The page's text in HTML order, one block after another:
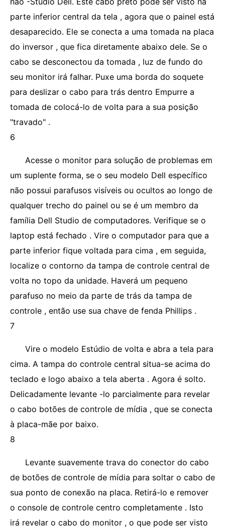
parte inferior central da tela , agora que o painel está
desaparecido. Ele se conecta a uma tomada na placa
do inversor , que fica diretamente abaixo dele. Se o
cabo se desconectou da tomada , luz de fundo do
seu monitor irá falhar. Puxe uma borda do soquete
para deslizar o cabo para trás dentro Empurre a
tomada de colocá-lo de volta para a sua posição
"travado" .
6
Acesse o monitor para solução de problemas em
um suplente forma, se o seu modelo Dell específico
não possui parafusos visíveis ou ocultos ao longo de
qualquer trecho do painel ou se é um membro da
família Dell Studio de computadores. Verifique se o
laptop está fechado . Vire o computador para que a
parte inferior fique voltada para cima , em seguida,
localize o contorno da tampa de controle central de
volta no topo da unidade. Haverá um pequeno
parafuso no meio da parte de trás da tampa de
controle , então use sua chave de fenda Phillips .
7
Vire o modelo Estúdio de volta e abra a tela para
cima. A tampa do controle central situa-se acima do
teclado e logo abaixo a tela aberta . Agora é solto.
Delicadamente levante -lo parcialmente para revelar
o cabo botões de controle de mídia , que se conecta
à placa-mãe por baixo.
8
Levante suavemente trava do conector do cabo
de botões de controle de mídia para soltar o cabo de
sua ponto de conexão na placa. Retirá-lo e remover
o console de controle centro completamente . Isto
irá revelar o cabo do monitor , o que pode ser visto